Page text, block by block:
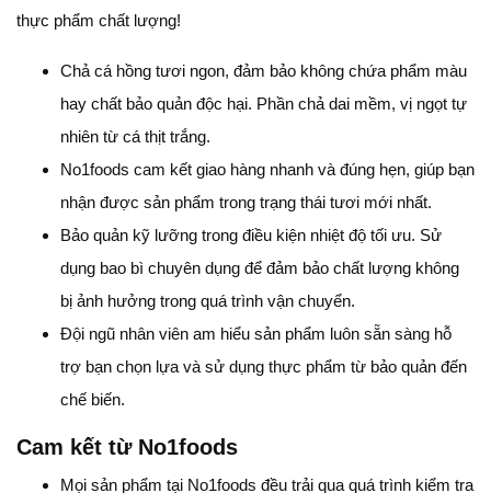
thực phẩm chất lượng!
Chả cá hồng tươi ngon, đảm bảo không chứa phẩm màu
hay chất bảo quản độc hại. Phần chả dai mềm, vị ngọt tự
nhiên từ cá thịt trắng.
No1foods cam kết giao hàng nhanh và đúng hẹn, giúp bạn
nhận được sản phẩm trong trạng thái tươi mới nhất.
Bảo quản kỹ lưỡng trong điều kiện nhiệt độ tối ưu. Sử
dụng bao bì chuyên dụng để đảm bảo chất lượng không
bị ảnh hưởng trong quá trình vận chuyển.
Đội ngũ nhân viên am hiểu sản phẩm luôn sẵn sàng hỗ
trợ bạn chọn lựa và sử dụng thực phẩm từ bảo quản đến
chế biến.
Cam kết từ No1foods
Mọi sản phẩm tại No1foods đều trải qua quá trình kiểm tra